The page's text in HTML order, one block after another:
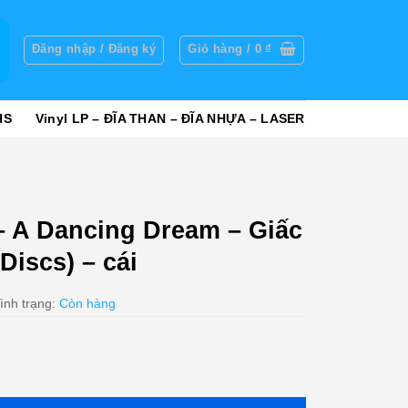
Đăng nhập / Đăng ký Giỏ hàng / 0₫
Vinyl LP – ĐĨA THAN – ĐĨA NHỰA – LASER
A Dancing Dream – Giấc
– cái
trạng: Còn hàng